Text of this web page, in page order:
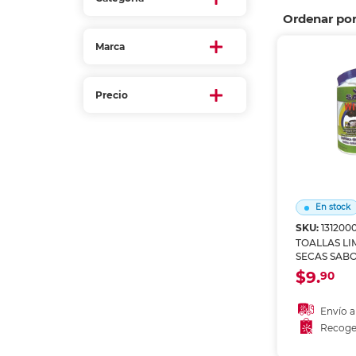
Marca
Precio
Ordenar por
En stock
SKU:
TOALLAS
SECAS
$9.90
Envío